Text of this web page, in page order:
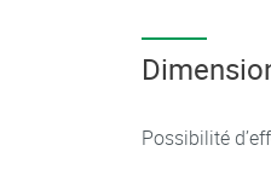
Possibilité